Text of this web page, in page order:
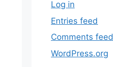
Log in
Entries feed
Comments feed
WordPress.org